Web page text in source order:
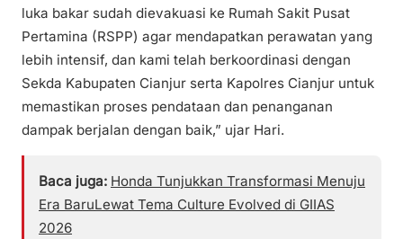
luka bakar sudah dievakuasi ke Rumah Sakit Pusat
Pertamina (RSPP) agar mendapatkan perawatan yang
lebih intensif, dan kami telah berkoordinasi dengan
Sekda Kabupaten Cianjur serta Kapolres Cianjur untuk
memastikan proses pendataan dan penanganan
dampak berjalan dengan baik,” ujar Hari.
Baca juga: Honda Tunjukkan Transformasi Menuju
Era BaruLewat Tema Culture Evolved di GIIAS
2026